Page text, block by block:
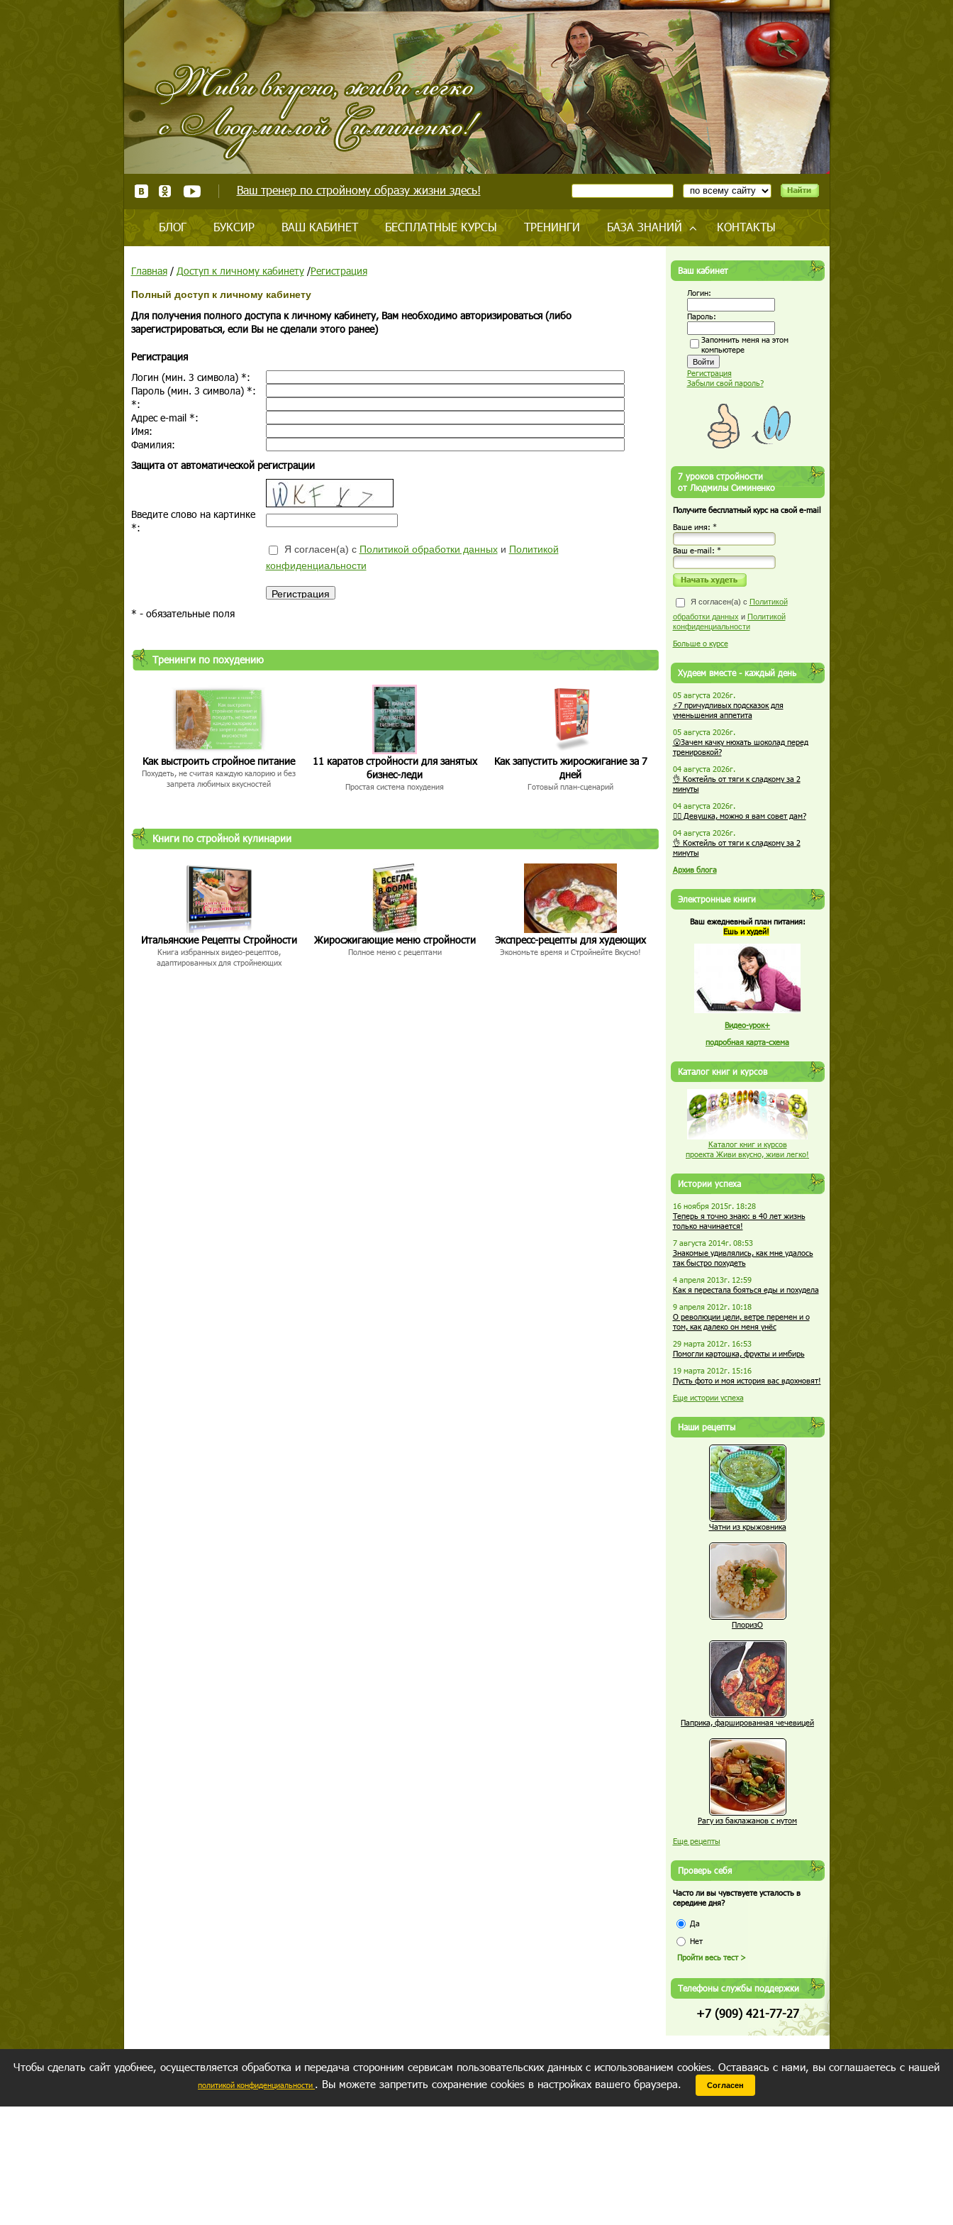
Ваш тренер по стройному образу жизни здесь!
БЛОГ БУКСИР ВАШ КАБИНЕТ БЕСПЛАТНЫЕ КУРСЫ ТРЕНИНГИ БАЗА ЗНАНИЙ КОНТАКТЫ
Главная/ Доступ к личному кабинету/Регистрация
Полный доступ к личному кабинету
Для получения полного доступа к личному кабинету, Вам необходимо авторизироваться (либо
зарегистрироваться, если Вы не сделали этого ранее)
Регистрация
Логин (мин. 3 символа) *:
Пароль (мин. 3 символа) *:
*:
Адрес e-mail *:
Имя:
Фамилия:
Защита от автоматической регистрации
Введите слово на картинке
*:
Я согласен(а) с Политикой обработки данныхи Политикой
конфиденциальности
* - обязательные поля
Тренинги по похудению
Как выстроить стройное питание
Похудеть, не считая каждую калорию и без
запрета любимых вкусностей
11 каратов стройности для занятых
бизнес-леди
Простая система похудения
Как запустить жиросжигание за 7
дней
Готовый план-сценарий
Книги по стройной кулинарии
Итальянские Рецепты Стройности
Книга избранных видео-рецептов,
адаптированных для стройнеющих
Жиросжигающие меню стройности
Полное меню с рецептами
Экспресс-рецепты для худеющих
Экономьте время и Стройнейте Вкусно!
Ваш кабинет
Логин:
Пароль:
Запомнить меня на этом
компьютере
Регистрация
Забыли свой пароль?
7 уроков стройности
от Людмилы Симиненко
Получите бесплатный курс на свой e-mail
Ваше имя: *
Ваш е-mail: *
Я согласен(а) с Политикой
обработки данных и Политикой
конфиденциальности
Больше о курсе
Худеем вместе - каждый день
05 августа 2026г.
⚡7 причудливых подсказок для
уменьшения аппетита
05 августа 2026г.
😮Зачем качку нюхать шоколад перед
тренировкой?
04 августа 2026г.
👌 Коктейль от тяги к сладкому за 2
минуты
04 августа 2026г.
🏋️‍♀️ Девушка, можно я вам совет дам?
04 августа 2026г.
👌 Коктейль от тяги к сладкому за 2
минуты
Архив блога
Электронные книги
Ваш ежедневный план питания:
Ешь и худей!
Видео-урок+
подробная карта-схема
Каталог книг и курсов
Каталог книг и курсов
проекта Живи вкусно, живи легко!
Истории успеха
16 ноября 2015г. 18:28
Теперь я точно знаю: в 40 лет жизнь
только начинается!
7 августа 2014г. 08:53
Знакомые удивлялись, как мне удалось
так быстро похудеть
4 апреля 2013г. 12:59
Как я перестала бояться еды и похудела
9 апреля 2012г. 10:18
О революции цели, ветре перемен и о
том, как далеко он меня унёс
29 марта 2012г. 16:53
Помогли картошка, фрукты и имбирь
19 марта 2012г. 15:16
Пусть фото и моя история вас вдохновят!
Еще истории успеха
Наши рецепты
Чатни из крыжовника
ПлоризО
Паприка, фаршированная чечевицей
Рагу из баклажанов с нутом
Еще рецепты
Проверь себя
Часто ли вы чувствуете усталость в
середине дня?
Да
Нет
Телефоны службы поддержки
+7 (909) 421-77-27
Чтобы сделать сайт удобнее, осуществляется обработка и передача сторонним сервисам пользовательских данных с использованием cookies. Оставаясь с нами, вы соглашаетесь с нашей
политикой конфиденциальности . Вы можете запретить сохранение cookies в настройках вашего браузера. Согласен